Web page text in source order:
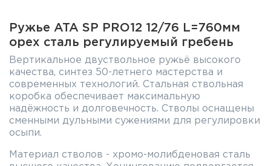
Ружье ATA SP PRO12 12/76 L=760мм
орех сталь регулируемый гребень
Вертикальное двуствольное ружьё высокого
качества, синтез 50-летнего мастерства и
современных технологий. Стальная ствольная
коробка обеспечивает максимальную
надёжность и долговечность. Стволы оснащены
сменными дульными сужениями для регулировки
осыпи.
Материал стволов - хромо-молибденовая сталь